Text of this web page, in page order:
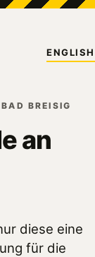
ENGLISH
BREISIG
an
diese eine
für die